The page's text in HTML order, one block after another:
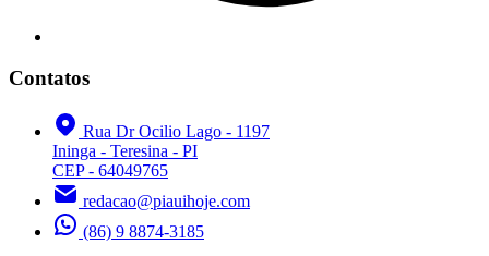
Contatos
Rua Dr Ocilio Lago - 1197
Ininga - Teresina - PI
CEP - 64049765
redacao@piauihoje.com
(86) 9 8874-3185